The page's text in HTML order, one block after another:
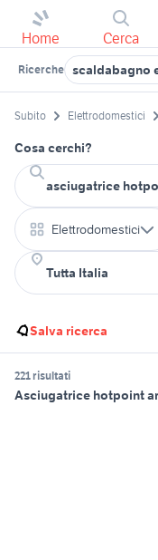
Home Cerca
Ricerche scaldabagno
Subito Elettrodomestici
Cosa cerchi?
Elettrodomestici
Salva ricerca
221 risultati
Asciugatrice hotpoint